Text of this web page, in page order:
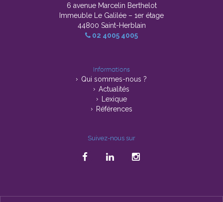
6 avenue Marcelin Berthelot
Immeuble Le Galilée – 1er étage
44800 Saint-Herblain
02 4005 4005
Informations
Qui sommes-nous ?
Actualités
Lexique
Références
Suivez-nous sur